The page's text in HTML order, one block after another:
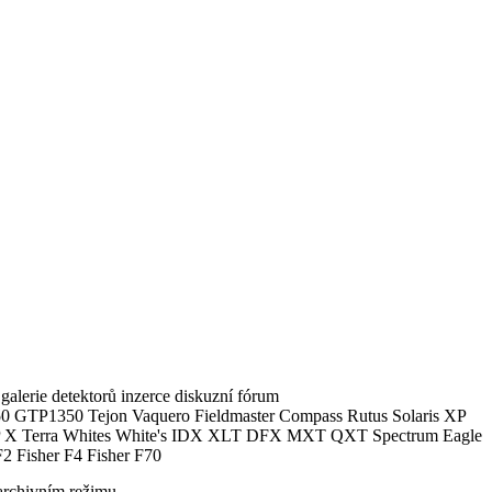
detektorů inzerce diskuzní fórum
Tejon Vaquero Fieldmaster Compass Rutus Solaris XP
Terra Whites White's IDX XLT DFX MXT QXT Spectrum Eagle
Fisher F4 Fisher F70